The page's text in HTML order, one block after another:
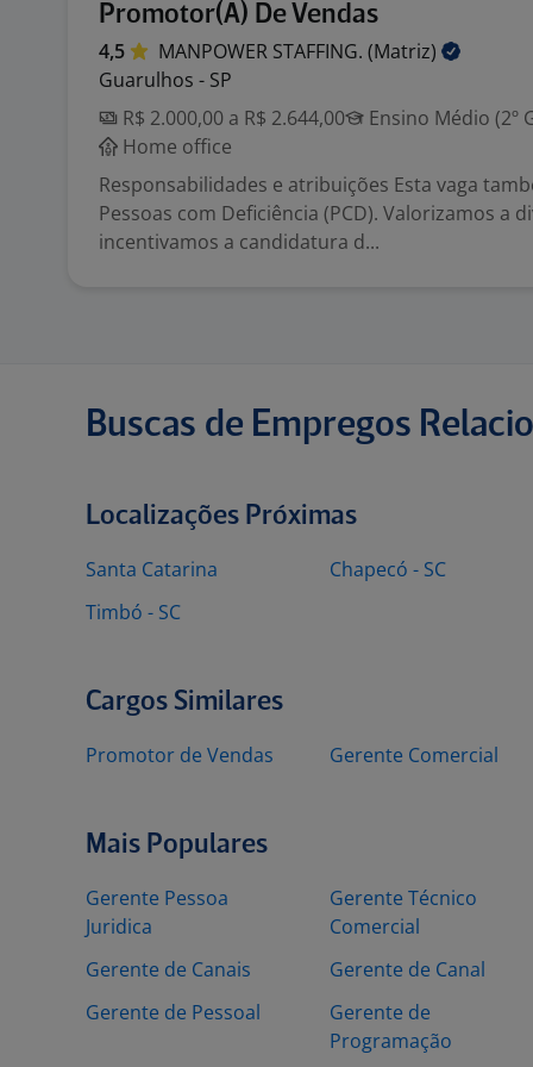
Promotor(A) De Vendas
4,5 MANPOWER STAFFING. (Matriz)
Guarulhos - SP
R$ 2.000,00 a R$ 2.644,00
Ensino Médio (2º
Home office
Responsabilidades e atribuições Esta vaga
Pessoas com Deficiência (PCD). Valorizamos a
incentivamos a candidatura d...
Buscas de Empregos
Localizações Próximas
Santa Catarina
Timbó - SC
Chapecó - SC
Cargos Similares
Promotor de Vendas Gerente Comercial
Mais Populares
Gerente Pessoa
Juridica
Gerente de Canais
Gerente de Pessoal
Gerente Técnico
Comercial
Gerente de Canal
Gerente de
Programação